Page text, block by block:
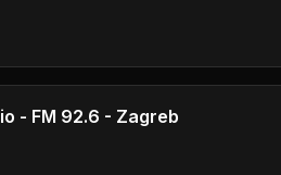
- FM 92.6 - Zagreb